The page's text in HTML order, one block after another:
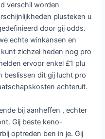
verschil worden
plusteken u
door gij odds.
echte winkansen en
zichzel heden nog pro
ervoor enkel £1 plu
beslissen dit gij lucht pro
achteruit.
bij aanheffen , echter
Gij beste keno-
optreden ben in je. Gij